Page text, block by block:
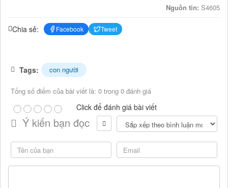
Nguồn tin: S4605
Chia sẻ: Facebook Tweet
Tags: con người
Tổng số điểm của bài viết là: 0 trong 0 đánh giá
Click để đánh giá bài viết
Ý kiến bạn đọc